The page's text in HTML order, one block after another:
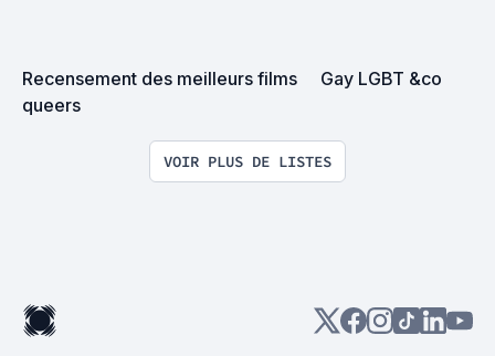
Recensement des meilleurs films
queers
Gay LGBT &co
VOIR PLUS DE LISTES